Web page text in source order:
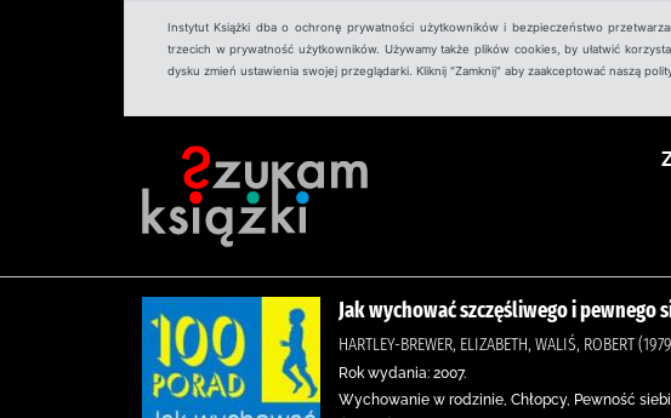
Instytut Książki dba o ochronę prywatności użytkowników i bezpieczeństwo
trzecich w prywatność użytkowników. Używamy także plików cookies, by ułatwić
dysku zmień ustawienia swojej przeglądarki. Kliknij "Zamknij" aby zaakceptować naszą
Jak wychować szczęśliwego i pewnego
HARTLEY-BREWER, ELIZABETH, WALIŚ, ROBERT
Rok wydania: 2007.
Wychowanie w rodzinie, Chłopcy, Pewność